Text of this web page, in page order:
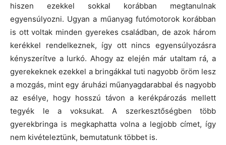
hiszen ezekkel sokkal korábban megtanulnak
egyensúlyozni. Ugyan a műanyag futómotorok korábban
is ott voltak minden gyerekes családban, de azok három
kerékkel rendelkeznek, így ott nincs egyensúlyozásra
kényszerítve a lurkó. Ahogy az elején már utaltam rá, a
gyerekeknek ezekkel a bringákkal tuti nagyobb öröm lesz
a mozgás, mint egy áruházi műanyagdarabbal és nagyobb
az esélye, hogy hosszú távon a kerékpározás mellett
tegyék le a voksukat. A szerkesztőségben több
gyerekbringa is megkaphatta volna a legjobb címet, így
nem kivételeztünk, bemutatunk többet is.